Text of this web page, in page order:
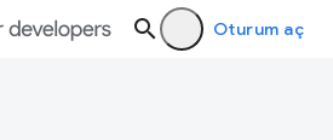
Oturum aç